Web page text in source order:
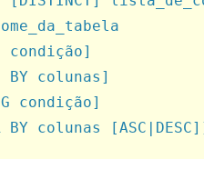
condição]
BY colunas]
condição]
BY colunas